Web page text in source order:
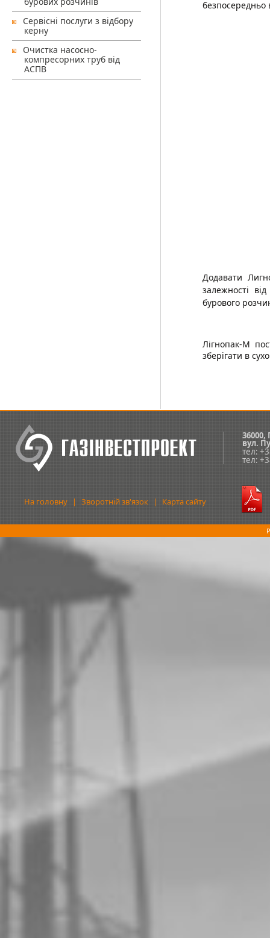
Сервісні послуги з відбору
керну
Очистка насосно-
компресорних труб від
АСПВ
безпосередньо
Додавати
залежності
бурового
Лігнопак-М
зберігати в
36000,
вул.
тел:
тел:
На головну | Зворотній зв'язок | Карта сайту